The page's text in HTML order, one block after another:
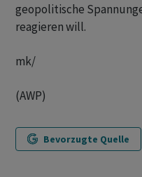
geopolitische
reagieren will.
mk/
(AWP)
Bevorzugte Quelle